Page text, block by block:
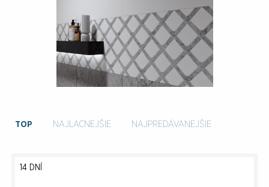
TOP NAJLACNEJŠIE NAJPREDÁVANEJŠIE
14 DNÍ